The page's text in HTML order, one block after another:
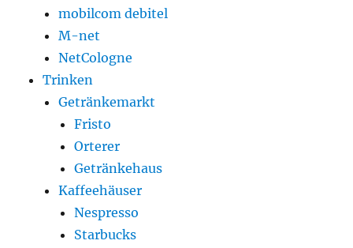
mobilcom debitel
M-net
NetCologne
Trinken
Getränkemarkt
Fristo
Orterer
Getränkehaus
Kaffeehäuser
Nespresso
Starbucks